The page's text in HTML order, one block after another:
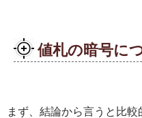
値札の暗号に
まず、結論から言うと比